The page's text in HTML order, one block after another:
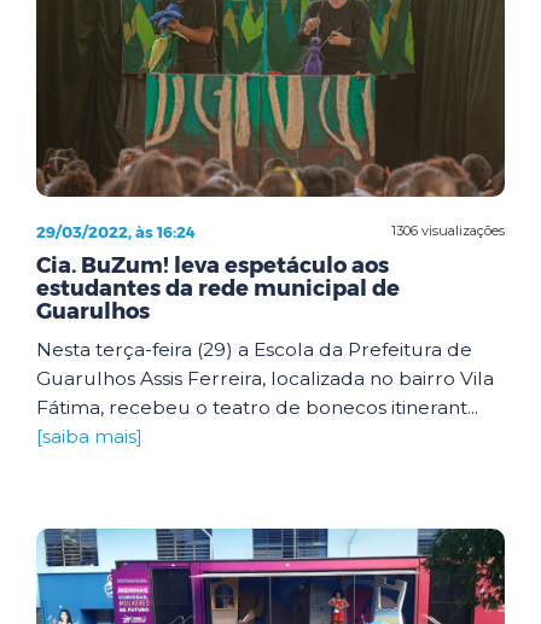
1306 visualizações
29/03/2022, às 16:24
Cia. BuZum! leva espetáculo aos
estudantes da rede municipal de
Guarulhos
Nesta terça-feira (29) a Escola da Prefeitura de
Guarulhos Assis Ferreira, localizada no bairro Vila
Fátima, recebeu o teatro de bonecos itinerant...
[saiba mais]